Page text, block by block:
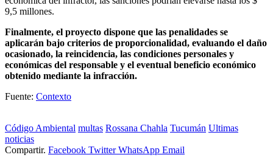
9,5 millones.
Finalmente, el proyecto dispone que las penalidades se
aplicarán bajo criterios de proporcionalidad, evaluando el daño
ocasionado, la reincidencia, las condiciones personales y
económicas del responsable y el eventual beneficio económico
obtenido mediante la infracción.
Fuente: Contexto
Código Ambiental multas Rossana Chahla Tucumán Ultimas
noticias
Compartir. Facebook Twitter WhatsApp Email